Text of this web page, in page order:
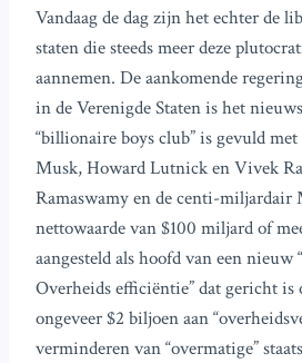
Vandaag de dag zijn het echter de
staten die steeds meer deze
aannemen. De aankomende
in de Verenigde Staten is het
“billionaire boys club” is gevuld
Musk, Howard Lutnick en Vivek
Ramaswamy en de centi-miljardair
nettowaarde van $100 miljard of
aangesteld als hoofd van een
Overheids efficiëntie” dat gericht is
ongeveer $2 biljoen aan
verminderen van “overmatige”